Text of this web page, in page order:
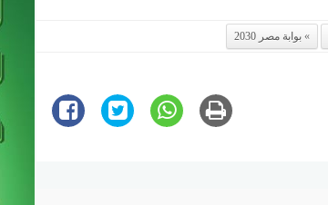
بوابة مصر 2030